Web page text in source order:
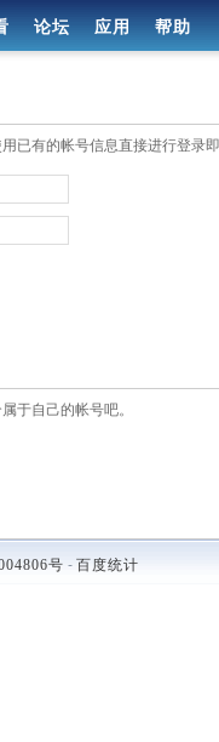
论坛 应用 帮助
已有的帐号信息直接进行登录
于自己的帐号吧。
号 - 百度统计